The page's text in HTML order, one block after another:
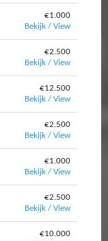
€1.000
Bekijk / View
€2.500
Bekijk / View
€12.500
Bekijk / View
€2.500
Bekijk / View
€1.000
Bekijk / View
€2.500
Bekijk / View
€10.000